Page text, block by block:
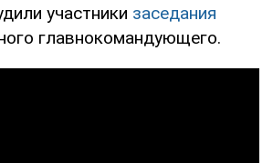
участники заседания
главнокомандующего.